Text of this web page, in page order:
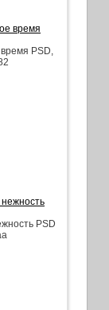
время
PSD,
PSD